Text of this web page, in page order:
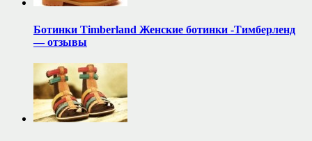
Ботинки Timberland Женские ботинки -Тимберленд
— отзывы